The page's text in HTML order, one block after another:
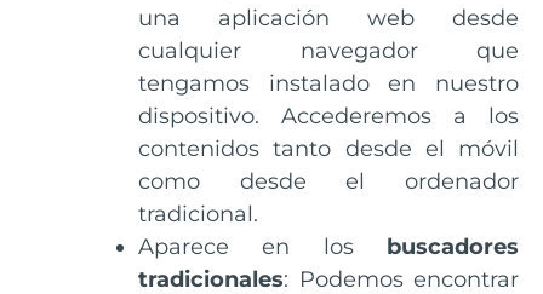
una aplicación web desde
cualquier navegador que
tengamos instalado en nuestro
dispositivo. Accederemos a los
contenidos tanto desde el móvil
como desde el ordenador
tradicional.
Aparece en los buscadores
tradicionales: Podemos encontrar